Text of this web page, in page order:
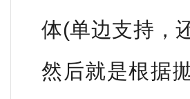
体(单边支持，
然后就是根据